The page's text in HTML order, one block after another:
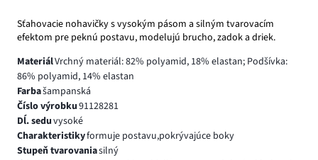
Sťahovacie nohavičky s vysokým pásom a silným tvarovacím
efektom pre peknú postavu, modelujú brucho, zadok a driek.
MateriálVrchný materiál: 82% polyamid, 18% elastan; Podšívka:
86% polyamid, 14% elastan
Farbašampanská
Číslo výrobku91128281
Dĺ. seduvysoké
Charakteristikyformuje postavu,pokrývajúce boky
Stupeň tvarovaniasilný